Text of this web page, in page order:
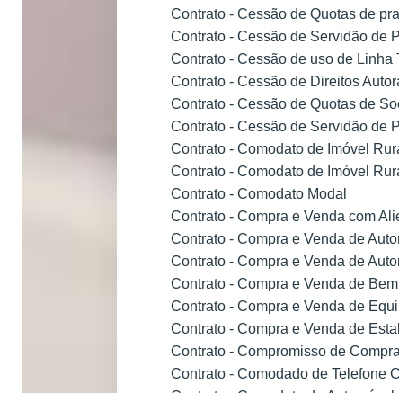
Contrato - Cessão de Quotas de
Contrato - Cessão de Servidão de
Contrato - Cessão de uso de Linha
Contrato - Cessão de Direitos
Contrato - Cessão de Quotas de
Contrato - Cessão de Servidão de
Contrato - Comodato de Imóvel
Contrato - Comodato de Imóvel
Contrato - Comodato Modal
Contrato - Compra e Venda com
Contrato - Compra e Venda de
Contrato - Compra e Venda de
Contrato - Compra e Venda de Bem
Contrato - Compra e Venda de
Contrato - Compra e Venda de
Contrato - Compromisso de
Contrato - Comodado de Telefone